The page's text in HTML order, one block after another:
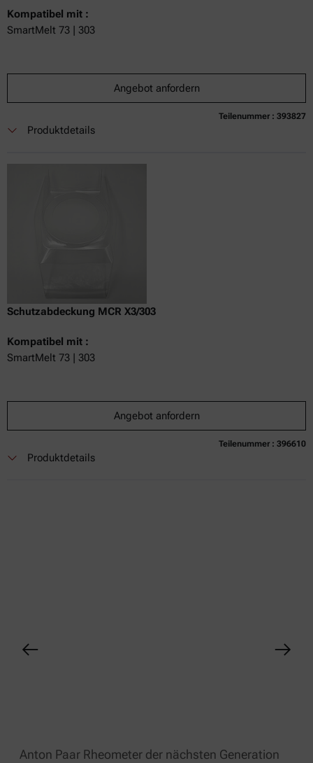
Kompatibel mit :
SmartMelt 73 | 303
Angebot anfordern
Teilenummer : 393827
Produktdetails
Schutzabdeckung MCR X3/303
Kompatibel mit :
SmartMelt 73 | 303
Angebot anfordern
Teilenummer : 396610
Produktdetails
Anton Paar Rheometer der nächsten Generation